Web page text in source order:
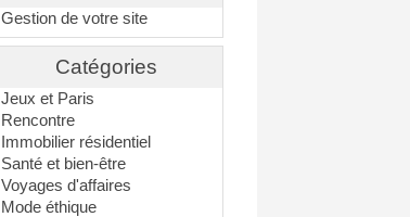
Gestion de votre site
Catégories
Jeux et Paris
Rencontre
Immobilier résidentiel
Santé et bien-être
Voyages d'affaires
Mode éthique